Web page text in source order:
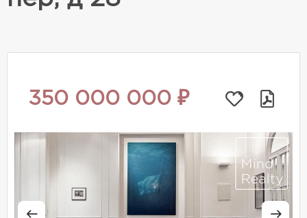
350 000 000 ₽